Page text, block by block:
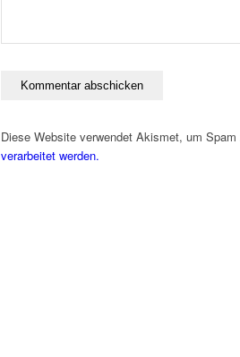
Diese Website verwendet Akismet, um Spam
verarbeitet werden.